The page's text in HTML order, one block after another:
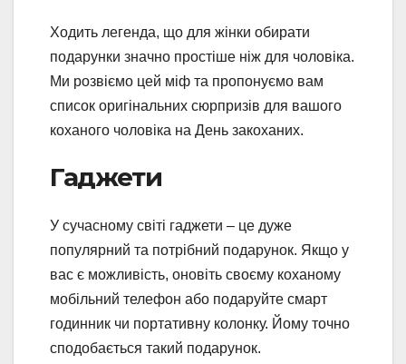
Ходить легенда, що для жінки обирати
подарунки значно простіше ніж для чоловіка.
Ми розвіємо цей міф та пропонуємо вам
список оригінальних сюрпризів для вашого
коханого чоловіка на День закоханих.
Гаджети
У сучасному світі гаджети – це дуже
популярний та потрібний подарунок. Якщо у
вас є можливість, оновіть своєму коханому
мобільний телефон або подаруйте смарт
годинник чи портативну колонку. Йому точно
сподобається такий подарунок.